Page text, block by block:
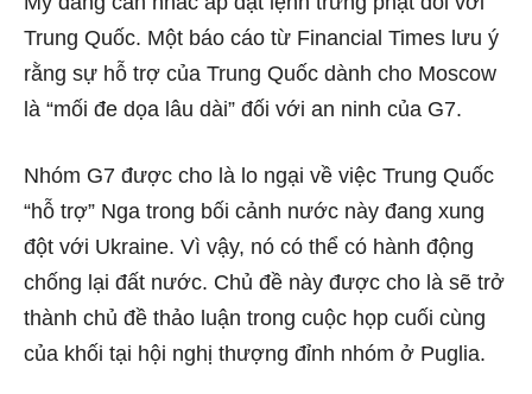
Trung Quốc. Một báo cáo từ Financial Times lưu ý
rằng sự hỗ trợ của Trung Quốc dành cho Moscow
là “mối đe dọa lâu dài” đối với an ninh của G7.
Nhóm G7 được cho là lo ngại về việc Trung Quốc
“hỗ trợ” Nga trong bối cảnh nước này đang xung
đột với Ukraine. Vì vậy, nó có thể có hành động
chống lại đất nước. Chủ đề này được cho là sẽ trở
thành chủ đề thảo luận trong cuộc họp cuối cùng
của khối tại hội nghị thượng đỉnh nhóm ở Puglia.